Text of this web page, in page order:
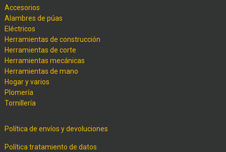
Accesorios
Alambres de púas
Eléctricos
Herramientas de construcción
Herramientas de corte
Herramientas mecánicas
Herramientas de mano
Hogar y varios
Plomería
Tornillería
Política de envíos y devoluciones
Política tratamiento de datos